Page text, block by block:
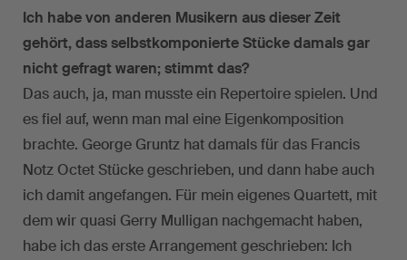
Ich habe von anderen Musikern aus dieser Zeit
gehört, dass selbstkomponierte Stücke damals gar
nicht gefragt waren; stimmt das?
Das auch, ja, man musste ein Repertoire spielen. Und
es fiel auf, wenn man mal eine Eigenkomposition
brachte. George Gruntz hat damals für das Francis
Notz Octet Stücke geschrieben, und dann habe auch
ich damit angefangen. Für mein eigenes Quartett, mit
dem wir quasi Gerry Mulligan nachgemacht haben,
habe ich das erste Arrangement geschrieben: Ich